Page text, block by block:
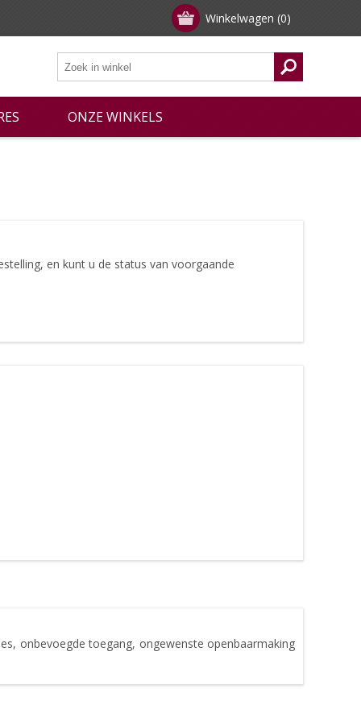
Winkelwagen (0)
ONZE WINKELS
en kunt u de status van voorgaande
onbevoegde toegang, ongewenste openbaarmaking